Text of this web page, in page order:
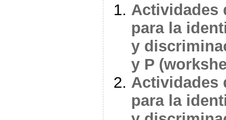
Actividades
para la
y
y P
Actividades
para la